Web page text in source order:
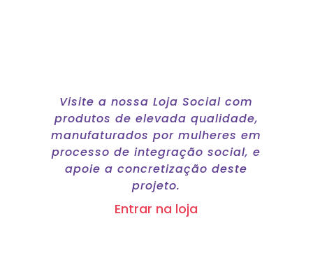
Visite a nossa Loja Social com
produtos de elevada qualidade,
manufaturados por mulheres em
processo de integração social, e
apoie a concretização deste
projeto.
Entrar na loja